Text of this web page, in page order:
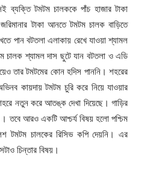
ব্যক্তি টমটম চালককে পাঁচ হাজার টাকা
টাকা আনতে টমটম চালক বাড়িতে
পান বটতলা এলাকায় রেখে যাওয়া শ্যামল
চালক শ্যামল দাস ছুটে যান বটতলা ও এডি
তার টমটমের কোন হদিস পাননি। শহরের
কায়দায় টমটম চুরি করে নিয়ে যাওয়ার
নতুন করে আতঙ্ক দেখা দিয়েছে। গাড়ির
আরও একটি আশ্চর্য বিষয় হলো পশ্চিম
টমটম চালকের রিসিভ কপি দেয়নি। এর
চিন্তার বিষয়।